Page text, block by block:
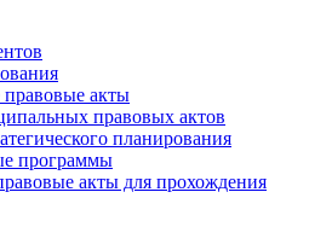
акты
правовых актов
планирования
программы
акты для прохождения